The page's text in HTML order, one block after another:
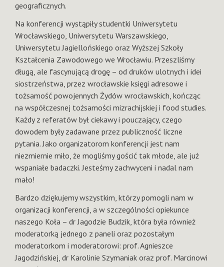
geograficznych.
Na konferencji wystąpiły studentki Uniwersytetu
Wrocławskiego, Uniwersytetu Warszawskiego,
Uniwersytetu Jagiellońskiego oraz Wyższej Szkoły
Kształcenia Zawodowego we Wrocławiu. Przeszliśmy
długą, ale fascynującą drogę – od druków ulotnych i idei
siostrzeństwa, przez wrocławskie księgi adresowe i
tożsamość powojennych Żydów wrocławskich, kończąc
na współczesnej tożsamości mizrachijskiej i food studies.
Każdy z referatów był ciekawy i pouczający, czego
dowodem były zadawane przez publiczność liczne
pytania. Jako organizatorom konferencji jest nam
niezmiernie miło, że mogliśmy gościć tak młode, ale już
wspaniałe badaczki. Jesteśmy zachwyceni i nadal nam
mało!
Bardzo dziękujemy wszystkim, którzy pomogli nam w
organizacji konferencji, a w szczególności opiekunce
naszego Koła – dr Jagodzie Budzik, która była również
moderatorką jednego z paneli oraz pozostałym
moderatorkom i moderatorowi: prof. Agnieszce
Jagodzińskiej, dr Karolinie Szymaniak oraz prof. Marcinowi